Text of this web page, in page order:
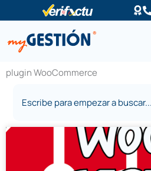
al
contenido
plugin WooCommerce